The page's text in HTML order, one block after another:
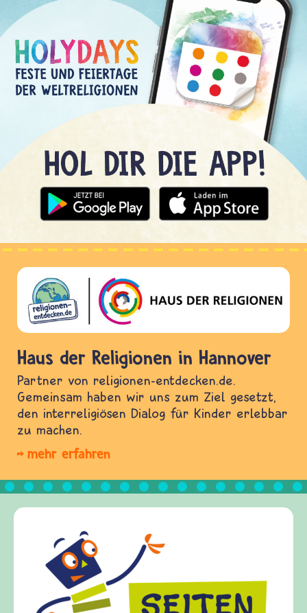
Haus der Religionen in Hannover
Partner von religionen-entdecken.de.
Gemeinsam haben wir uns zum Ziel gesetzt,
den interreligiösen Dialog für Kinder erlebbar
zu machen.
mehr erfahren
Frieden Fragen
frieden-fragen.de ist ein
Kinder, Eltern und